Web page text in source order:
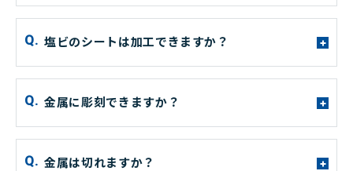
塩ビのシートは加工できますか？
金属に彫刻できますか？
金属は切れますか？